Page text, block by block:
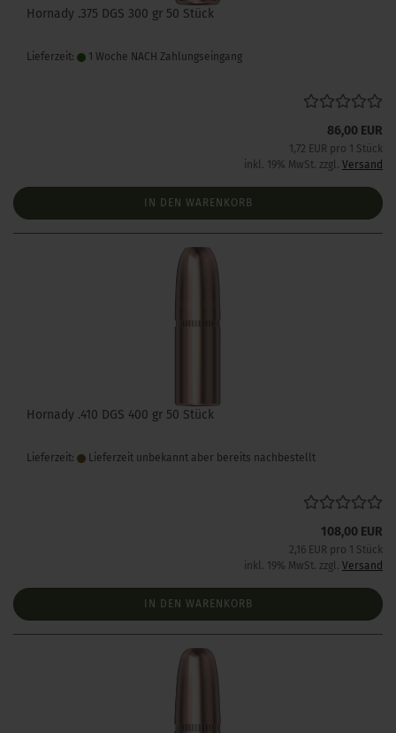
Hornady .375 DGS 300 gr 50 Stück
Lieferzeit: 1 Woche NACH Zahlungseingang
86,00 EUR
1,72 EUR pro 1 Stück
inkl. 19% MwSt. zzgl. Versand
IN DEN WARENKORB
Hornady .410 DGS 400 gr 50 Stück
Lieferzeit: Lieferzeit unbekannt aber bereits nachbestellt
108,00 EUR
2,16 EUR pro 1 Stück
inkl. 19% MwSt. zzgl. Versand
IN DEN WARENKORB